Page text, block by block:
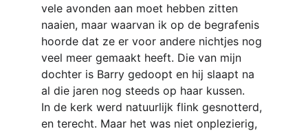
vele avonden aan moet hebben zitten
naaien, maar waarvan ik op de begrafenis
hoorde dat ze er voor andere nichtjes nog
veel meer gemaakt heeft. Die van mijn
dochter is Barry gedoopt en hij slaapt na
al die jaren nog steeds op haar kussen.
In de kerk werd natuurlijk flink gesnotterd,
en terecht. Maar het was niet onplezierig,